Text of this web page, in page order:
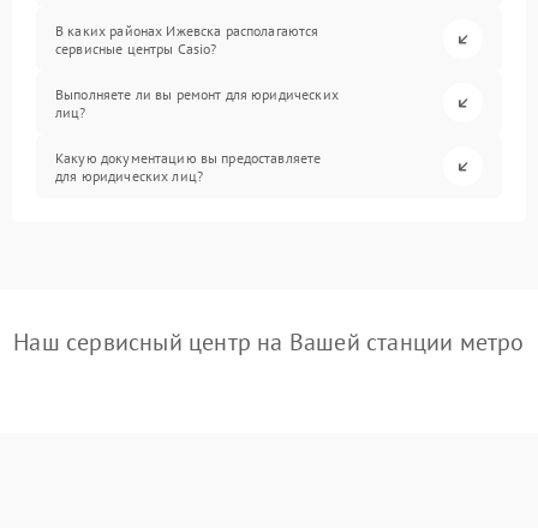
В каких районах Ижевска располагаются
сервисные центры Casio?
Выполняете ли вы ремонт для юридических
лиц?
Какую документацию вы предоставляете
для юридических лиц?
Наш сервисный центр на Вашей станции метро